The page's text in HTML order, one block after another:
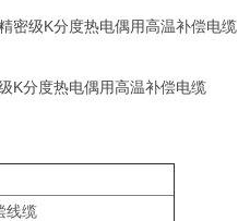
密级K分度热电偶用高温补偿电缆
K分度热电偶用高温补偿电缆
线缆